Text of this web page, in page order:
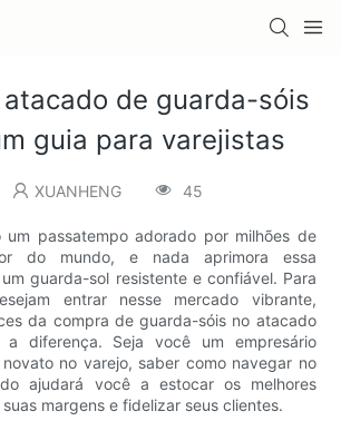
de guarda-sóis
guia para varejistas
XUANHENG 45
um passatempo adorado por milhões de
do mundo, e nada aprimora essa
guarda-sol resistente e confiável. Para
entrar nesse mercado vibrante,
da compra de guarda-sóis no atacado
diferença. Seja você um empresário
no varejo, saber como navegar no
ajudará você a estocar os melhores
margens e fidelizar seus clientes.